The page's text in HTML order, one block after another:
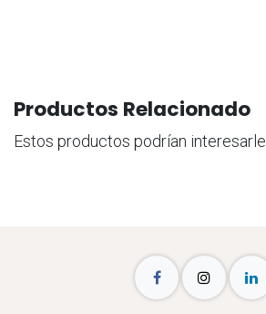
Productos Relacionado
Estos productos podrían interesarle